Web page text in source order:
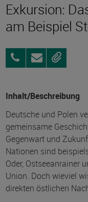
Exkursion:
am Beispiel
0385
512789
AnfragenMerken
Inhalt/Beschreibung
Deutsche und Polen
gemeinsame
Gegenwart und
Nationen sind
Oder, Ostseeanrainer
Union. Doch wieviel
direkten östlichen